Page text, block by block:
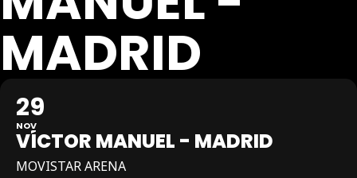
MADRID
29
NOV
VÍCTOR MANUEL - MADRID
MOVISTAR ARENA